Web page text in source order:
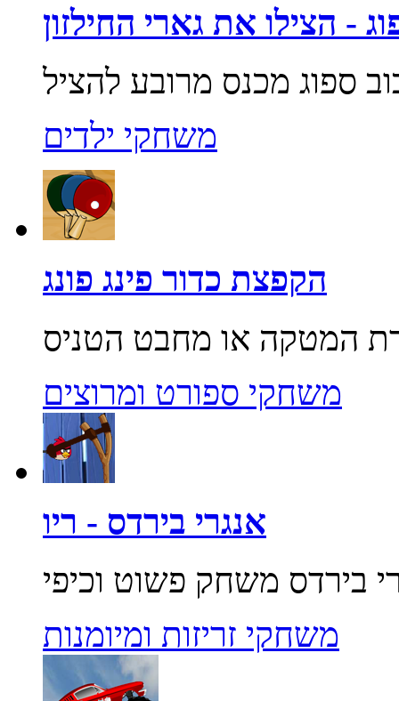
- הצילו את גארי החילזון
משחקי ילדים
הקפצת כדור פינג פונג
משחקי ספורט ומרוצים
אנגרי בירדס - ריו
משחקי זריזות ומיומנות